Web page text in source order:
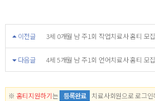
이전글 3세 0개월 남 주1회 작업치료사 홈티 모집
다음글 4세 5개월 남 주1회 언어치료사 홈티 모집
※ 홈티지원하기는 등록완료 치료사회원으로 로그